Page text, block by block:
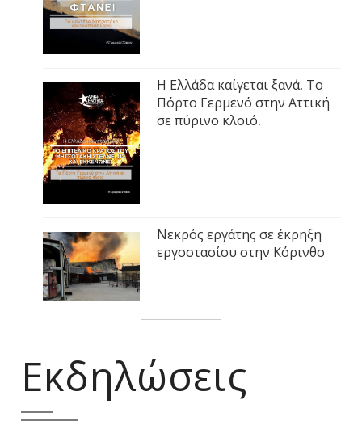
Η Ελλάδα καίγεται ξανά. Το
Πόρτο Γερμενό στην Αττική
σε πύρινο κλοιό.
Νεκρός εργάτης σε έκρηξη
εργοστασίου στην Κόρινθο
Εκδηλώσεις